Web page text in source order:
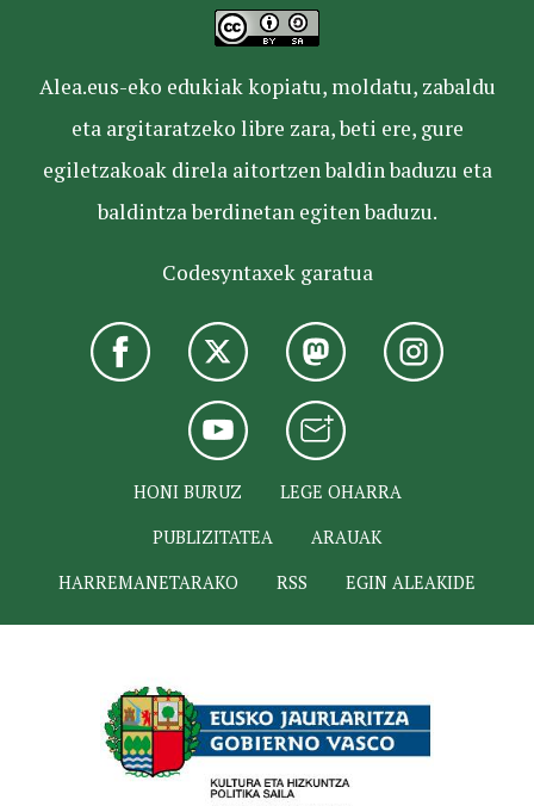
Alea.eus-eko edukiak kopiatu, moldatu, zabaldu
eta argitaratzeko libre zara, beti ere, gure
egiletzakoak direla aitortzen baldin baduzu eta
baldintza berdinetan egiten baduzu.
Codesyntaxek garatua
HONI BURUZ
LEGE OHARRA
PUBLIZITATEA
ARAUAK
HARREMANETARAKO
RSS EGIN ALEAKIDE